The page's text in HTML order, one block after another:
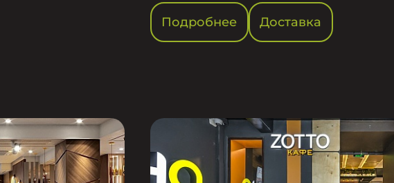
Подробнее Доставка